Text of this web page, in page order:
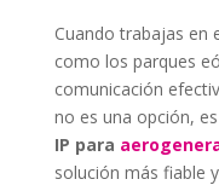
Cuando trabajas en
como los parques
comunicación
no es una opción,
IP para
solución más fiable